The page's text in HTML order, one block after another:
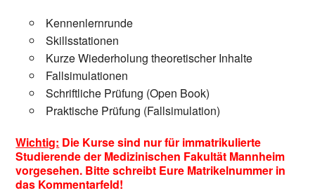
Kennenlernrunde
Skillsstationen
Kurze Wiederholung theoretischer Inhalte
Fallsimulationen
Schriftliche Prüfung (Open Book)
Praktische Prüfung (Fallsimulation)
Wichtig: Die Kurse sind nur für immatrikulierte
Studierende der Medizinischen Fakultät Mannheim
vorgesehen. Bitte schreibt Eure Matrikelnummer in
das Kommentarfeld!